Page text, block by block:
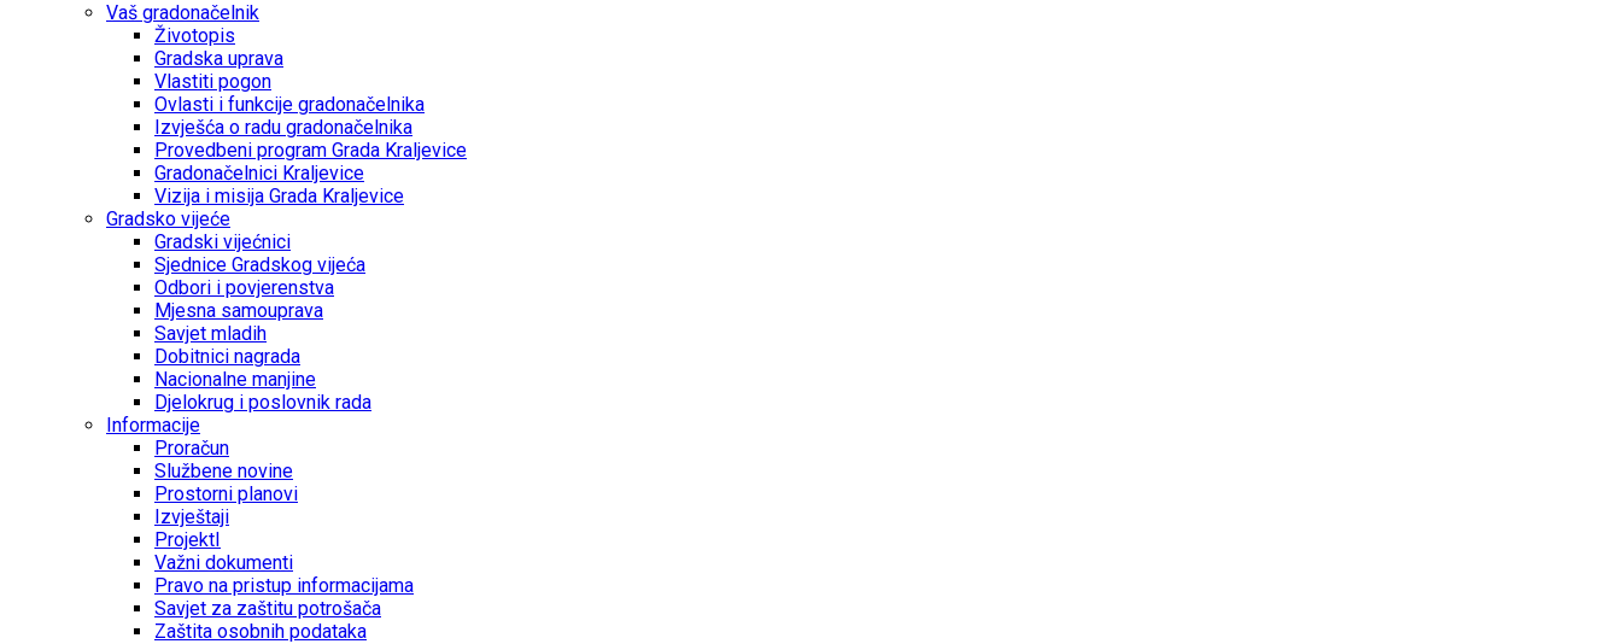
Vaš gradonačelnik
Životopis
Gradska uprava
Vlastiti pogon
Ovlasti i funkcije gradonačelnika
Izvješća o radu gradonačelnika
Provedbeni program Grada Kraljevice
Gradonačelnici Kraljevice
Vizija i misija Grada Kraljevice
Gradsko vijeće
Gradski vijećnici
Sjednice Gradskog vijeća
Odbori i povjerenstva
Mjesna samouprava
Savjet mladih
Dobitnici nagrada
Nacionalne manjine
Djelokrug i poslovnik rada
Informacije
Proračun
Službene novine
Prostorni planovi
Izvještaji
ProjektI
Važni dokumenti
Pravo na pristup informacijama
Savjet za zaštitu potrošača
Zaštita osobnih podataka